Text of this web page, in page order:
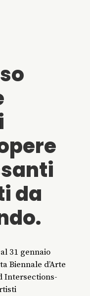
da
31 gennaio
Biennale d’Arte
Intersections-